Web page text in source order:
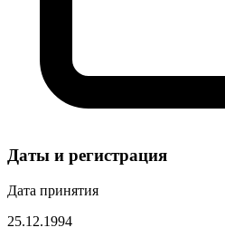
Даты и регистрация
Дата принятия
25.12.1994